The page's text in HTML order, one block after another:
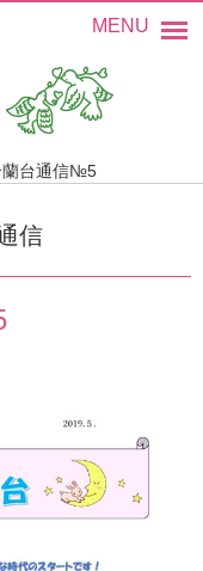
MENU
蘭台通信№5
信